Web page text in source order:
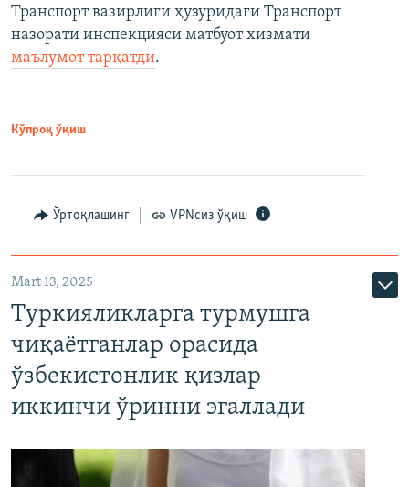
Транспорт вазирлиги ҳузуридаги Транспорт
назорати инспекцияси матбуот хизмати
маълумот тарқатди.
Кўпроқ ўқиш
Ўртоқлашинг VPNсиз ўқиш
Mart 13, 2025
Туркияликларга турмушга
чиқаётганлар орасида
ўзбекистонлик қизлар
иккинчи ўринни эгаллади